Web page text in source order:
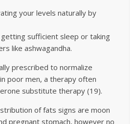
your levels naturally by
sufficient sleep or taking
like ashwagandha.
prescribed to normalize
poor men, a therapy often
substitute therapy (19).
of fats signs are moon
pregnant stomach, however no